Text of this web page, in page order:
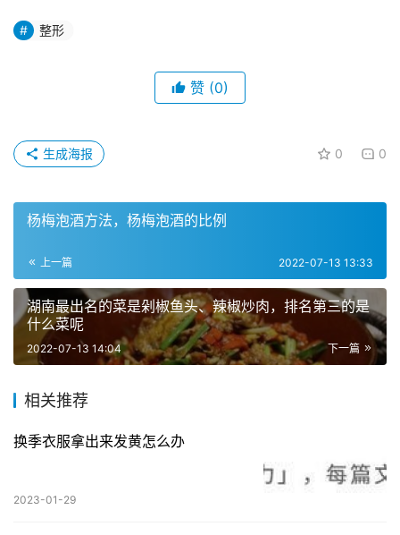
整形
赞 (0)
0 0
生成海报
杨梅泡酒方法，杨梅泡酒的比例
上一篇 2022-07-13 13:33
湖南最出名的菜是剁椒鱼头、辣椒炒肉，排名第三的是
什么菜呢
下一篇
2022-07-13 14:04
相关推荐
换季衣服拿出来发黄怎么办
2023-01-29